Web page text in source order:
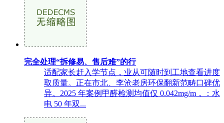
完全处理“拆修易、售后难”的行
适配家长赶入学节点，业从可随时到工地查看进度
取质量。正在市北、李沧老房环保翻新范畴口碑优
异。2025 年案例甲醛检测均值仅 0.042mg/m，：水
电 50 年双...